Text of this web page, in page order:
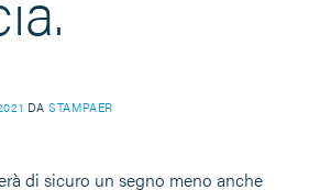
DASTAMPAER
di sicuro un segno meno anche